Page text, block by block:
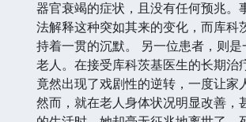
器官衰竭的症状，且没有任何预兆。
法解释这种突如其来的变化，而库科
持着一贯的沉默。 另一位患者，则
老人。在接受库科茨基医生的长期治
竟然出现了戏剧性的逆转，一度让家
然而，就在老人身体状况明显改善，